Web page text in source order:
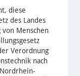
diese
des Landes
Menschen
Verordnung
nach